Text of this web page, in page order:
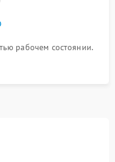
рабочем состоянии.